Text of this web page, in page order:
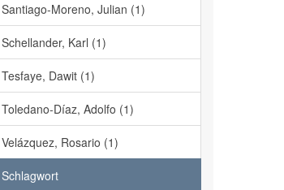
Santiago-Moreno, Julian (1)
Schellander, Karl (1)
Tesfaye, Dawit (1)
Toledano-Díaz, Adolfo (1)
Velázquez, Rosario (1)
Schlagwort